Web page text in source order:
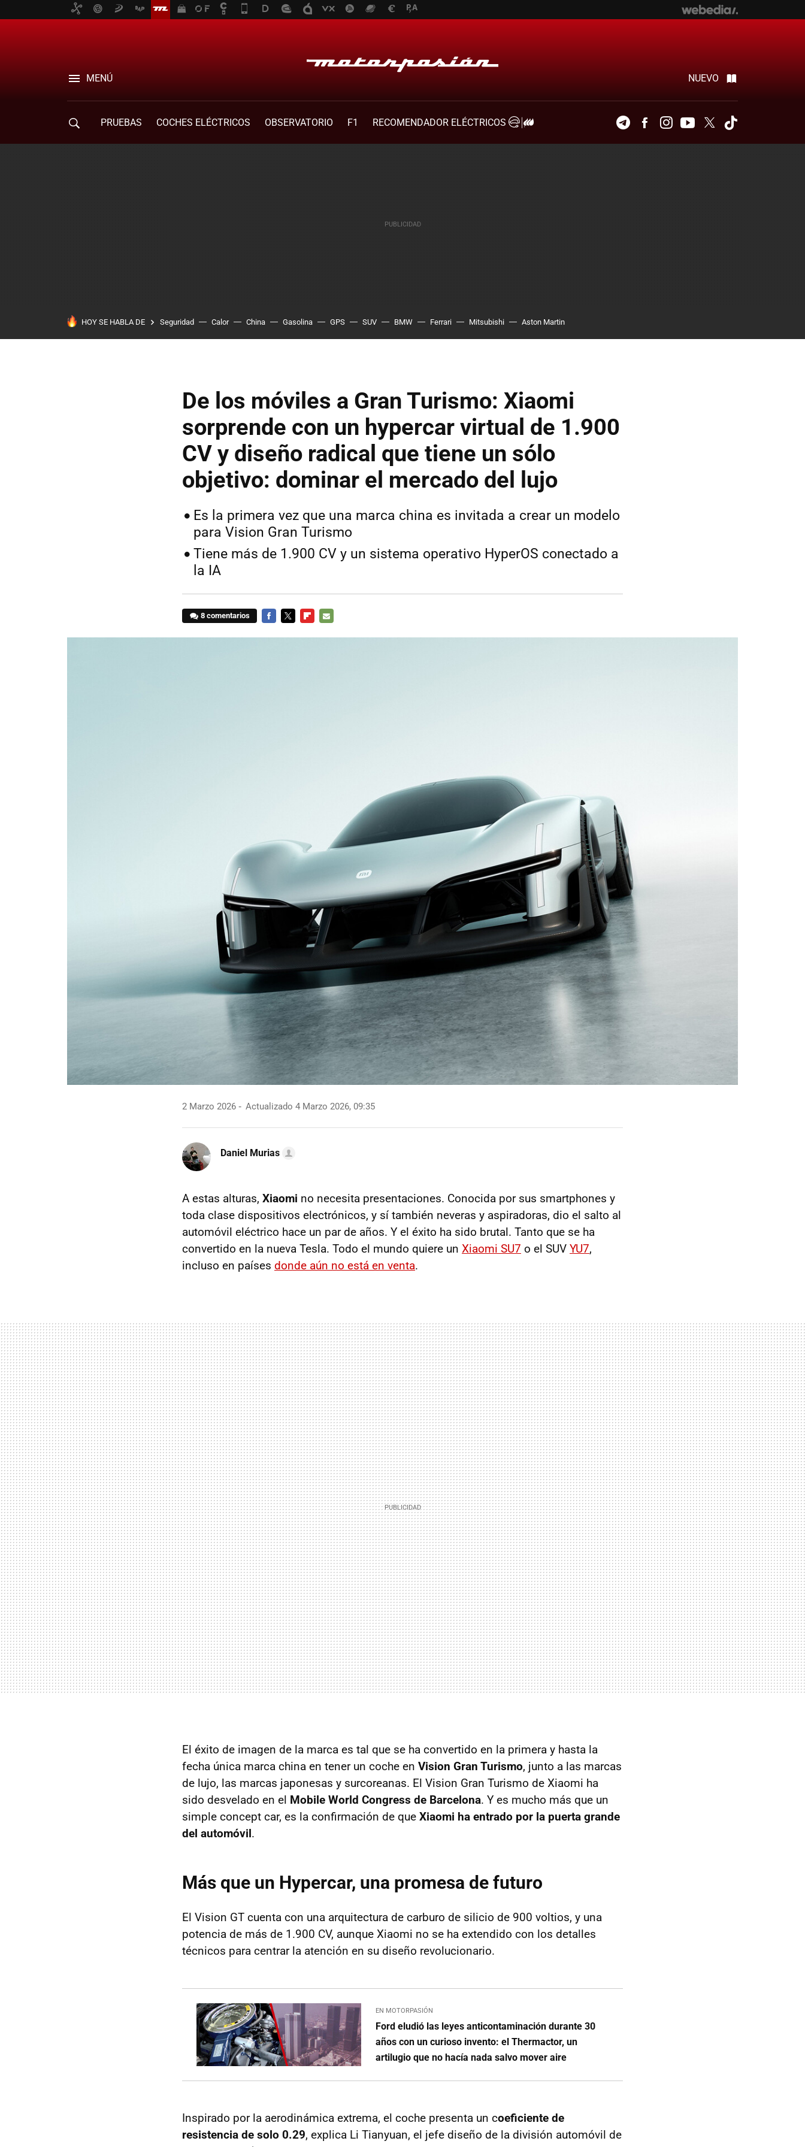
MENÚ NUEVO
PRUEBAS COCHES ELÉCTRICOS OBSERVATORIO F1
RECOMENDADOR ELÉCTRICOS
TelegramFacebookInstagramYoutubeTwitter
HOY SE HABLA DE Seguridad Calor China Gasolina GPS SUV BMW Ferrari Mitsubishi Aston Martin
De los móviles a Gran Turismo: Xiaomi
sorprende con un hypercar virtual de 1.900
CV y diseño radical que tiene un sólo
objetivo: dominar el mercado del lujo
Es la primera vez que una marca china es invitada a crear un modelo
para Vision Gran Turismo
Tiene más de 1.900 CV y un sistema operativo HyperOS conectado a
la IA
8 comentarios
2 Marzo 2026 Actualizado 4 Marzo 2026, 09:35
Daniel Murias
A estas alturas, Xiaomi no necesita presentaciones. Conocida por sus smartphones y
toda clase dispositivos electrónicos, y sí también neveras y aspiradoras, dio el salto al
automóvil eléctrico hace un par de años. Y el éxito ha sido brutal. Tanto que se ha
convertido en la nueva Tesla. Todo el mundo quiere un Xiaomi SU7 o el SUV YU7,
incluso en países donde aún no está en venta.
El éxito de imagen de la marca es tal que se ha convertido en la primera y hasta la
fecha única marca china en tener un coche en Vision Gran Turismo, junto a las marcas
de lujo, las marcas japonesas y surcoreanas. El Vision Gran Turismo de Xiaomi ha
sido desvelado en el Mobile World Congress de Barcelona. Y es mucho más que un
simple concept car, es la confirmación de que Xiaomi ha entrado por la puerta grande
del automóvil.
Más que un Hypercar, una promesa de futuro
El Vision GT cuenta con una arquitectura de carburo de silicio de 900 voltios, y una
potencia de más de 1.900 CV, aunque Xiaomi no se ha extendido con los detalles
técnicos para centrar la atención en su diseño revolucionario.
EN MOTORPASIÓN
Ford eludió las leyes anticontaminación durante 30
años con un curioso invento: el Thermactor, un
artilugio que no hacía nada salvo mover aire
Inspirado por la aerodinámica extrema, el coche presenta un coeficiente de
resistencia de solo 0.29, explica Li Tianyuan, el jefe diseño de la división automóvil de